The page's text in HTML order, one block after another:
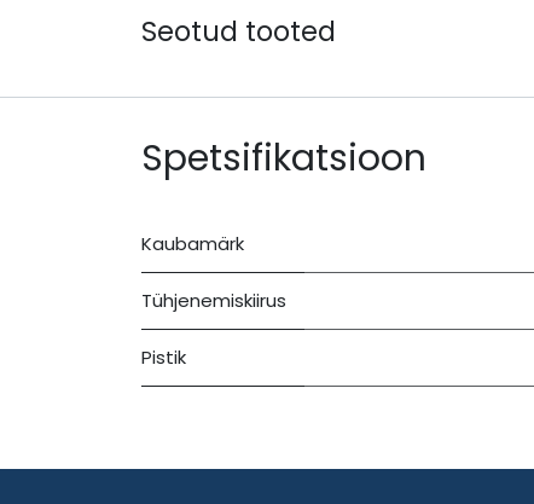
Seotud tooted
Spetsifikatsioon
Kaubamärk
Tühjenemiskiirus
Pistik